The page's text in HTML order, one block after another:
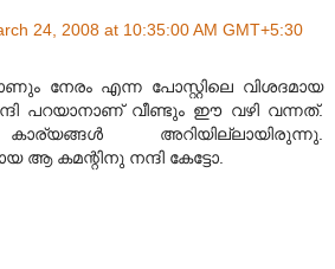
24, 2008 at 10:35:00 AM GMT+5:30
നേരം എന്ന പോസ്റ്റിലെ വിശദമായ
പറയാനാണ് വീണ്ടും ഈ വഴി വന്നത്.
അറിയില്ലായിരുന്നു.
ആ കമന്റിനു നന്ദി കേട്ടോ.